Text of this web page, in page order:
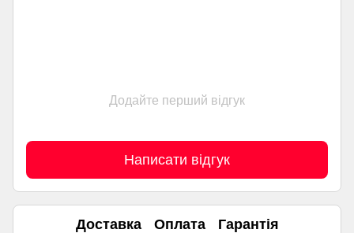
Додайте перший відгук
Написати відгук
Доставка Оплата Гарантія